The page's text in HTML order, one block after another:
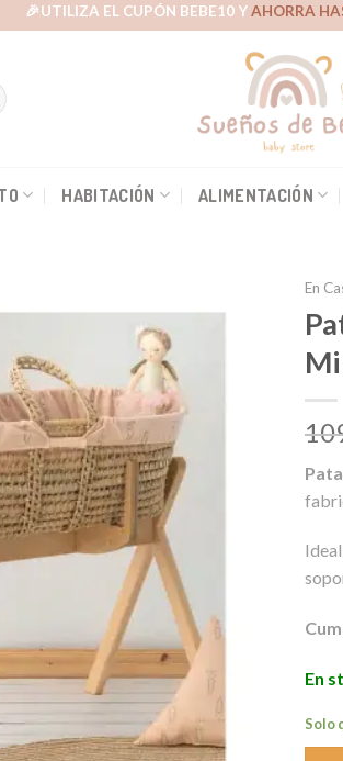
🎉UTILIZA EL CUPÓN BEBE10 YAHORRA
HABITACIÓN ALIMENTACIÓN
En
En
Solo